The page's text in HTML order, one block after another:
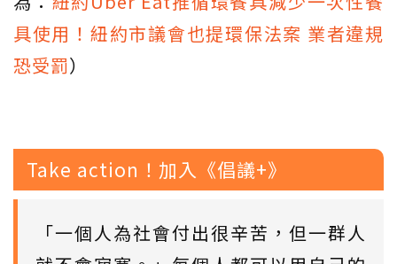
具使用！紐約市議會也提環保法案 業者違規
恐受罰）
Take action！加入《倡議+》
「一個人為社會付出很辛苦，但一群人